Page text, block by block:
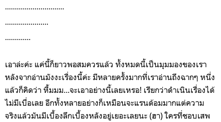
..............................
......................
.............
เอาล่ะค่ะ แค่นี้ก็ยาวพอสมควรแล้ว ทั้งหมดนี้เป็นมุมมองของเรา
หลังจากอ่านมังงะเรื่องนี้ค่ะ มีหลายครั้งมากที่เราอ่านถึงฉากๆ หนึ่ง
แล้วก็คิดว่า หื้มมม...จะเอาอย่างนี้เลยเหรอ! เรียกว่าดำเนินเรื่องได้
ไม่มีเบื่อเลย อีกทั้งหลายอย่างก็เหมือนจะแรนด้อมมากแต่ความ
จริงแล้วมันมีเบื้องลึกเบื้องหลังอยู่เยอะเลยนะ (ฮา) ใครที่ชอบเสพ